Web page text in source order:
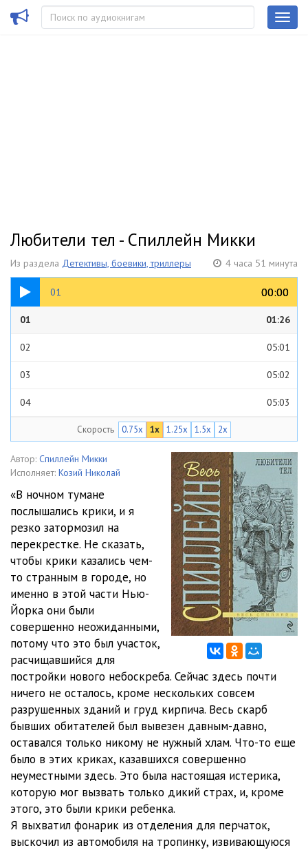
Любители тел - Спиллейн Микки
Из раздела Детективы, боевики, триллеры 4 часа 51 минута
01 00:00
00:00
01:26
01 01:26
02 05:01
03 05:02
04 05:03
06 05:01
05:01
08 05:02
09 05:03
10 05:04
11 01:13
12 05:04
13
14 05:03
15
16
17
18 05:01
19
20 05:02
Скорость 0.75x 1x 1.25x 1.5x 2x
Автор: Спиллейн Микки
Исполняет: Козий Николай
«В ночном тумане
послышались крики, и я
резко затормозил на
перекрестке. Не сказать,
чтобы крики казались чем-
то странным в городе, но
именно в этой части Нью-
Йорка они были
совершенно неожиданными,
потому что это был участок,
расчищавшийся для
постройки нового небоскреба. Сейчас здесь почти
ничего не осталось, кроме нескольких совсем
разрушенных зданий и груд кирпича. Весь скарб
бывших обитателей был вывезен давным-давно,
оставался только никому не нужный хлам. Что-то еще
было в этих криках, казавшихся совершенно
неуместными здесь. Это была настоящая истерика,
которую мог вызвать только дикий страх, и, кроме
этого, это были крики ребенка.
Я выхватил фонарик из отделения для перчаток,
выскочил из автомобиля на тропинку, извивающуюся